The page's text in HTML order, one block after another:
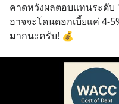
คาดหวังผลตอบแทนระดับ
อาจจะโดนดอกเบี้ยแค่ 4-
มากนะครับ! 💰